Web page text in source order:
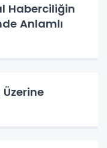
Haberciliğin
Anlamlı